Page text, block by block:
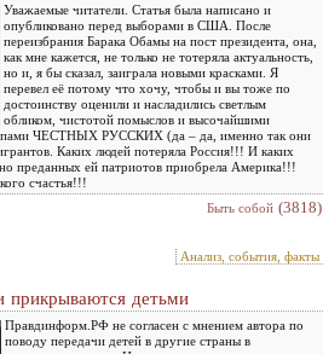
Уважаемые читатели. Статья была написано и
опубликовано перед выборами в США. После
переизбрания Барака Обамы на пост президента, она,
как мне кажется, не только не тотеряла актуальность,
но и, я бы сказал, заиграла новыми красками. Я
перевел её потому что хочу, чтобы и вы тоже по
достоинству оценили и насладились светлым
обликом, чистотой помыслов и высочайшими
ЧЕСТНЫХ РУССКИХ (да – да, именно так они
Каких людей потеряла Россия!!! И каких
преданных ей патриотов приобрела Америка!!!
счастья!!!
Быть собой (3818)
Анализ, события, факты
прикрываются детьми
Правдинформ.РФ не согласен с мнением автора по
поводу передачи детей в другие страны в